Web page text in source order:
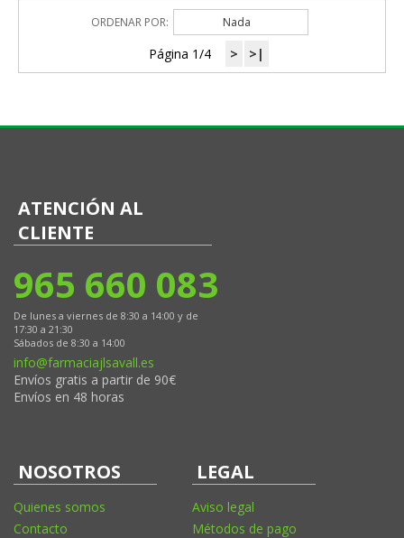
ORDENAR POR: Nada
Página 1/4 > >|
ATENCIÓN AL
CLIENTE
965 660 083
De lunes a viernes de 8:30 a 14:00 y de
17:30 a 21:30
Sábados de 8:30 a 14:00
info@farmaciajlsavall.es
Envíos gratis a partir de 90€
Envíos en 48 horas
NOSOTROS
Quienes somos
Contacto
LEGAL
Aviso legal
Métodos de pago